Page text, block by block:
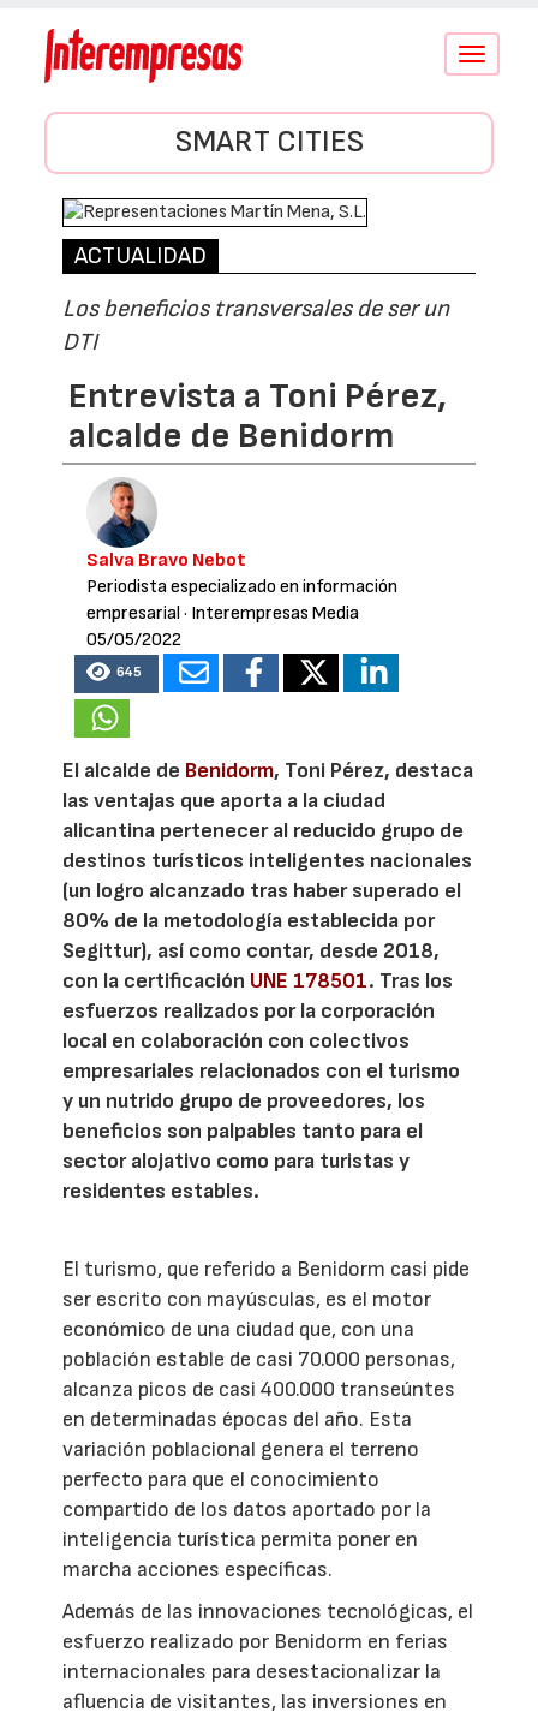
Conmutar
SMART CITIES
ACTUALIDAD
Los beneficios transversales de ser un
DTI
Entrevista a Toni Pérez,
alcalde de Benidorm
Salva Bravo Nebot
Periodista especializado en información
empresarial· Interempresas Media
05/05/2022
645
El alcalde de Benidorm, Toni Pérez, destaca
las ventajas que aporta a la ciudad
alicantina pertenecer al reducido grupo de
destinos turísticos inteligentes nacionales
(un logro alcanzado tras haber superado el
80% de la metodología establecida por
Segittur), así como contar, desde 2018,
con la certificación UNE 178501. Tras los
esfuerzos realizados por la corporación
local en colaboración con colectivos
empresariales relacionados con el turismo
y un nutrido grupo de proveedores, los
beneficios son palpables tanto para el
sector alojativo como para turistas y
residentes estables.
El turismo, que referido a Benidorm casi pide
ser escrito con mayúsculas, es el motor
económico de una ciudad que, con una
población estable de casi 70.000 personas,
alcanza picos de casi 400.000 transeúntes
en determinadas épocas del año. Esta
variación poblacional genera el terreno
perfecto para que el conocimiento
compartido de los datos aportado por la
inteligencia turística permita poner en
marcha acciones específicas.
Además de las innovaciones tecnológicas, el
esfuerzo realizado por Benidorm en ferias
internacionales para desestacionalizar la
afluencia de visitantes, las inversiones en